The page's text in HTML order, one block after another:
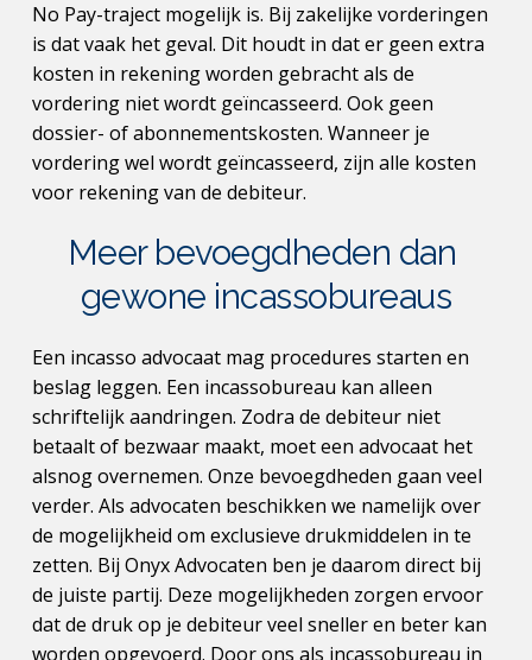
No Pay-traject mogelijk is. Bij zakelijke vorderingen
is dat vaak het geval. Dit houdt in dat er geen extra
kosten in rekening worden gebracht als de
vordering niet wordt geïncasseerd. Ook geen
dossier- of abonnementskosten. Wanneer je
vordering wel wordt geïncasseerd, zijn alle kosten
voor rekening van de debiteur.
Meer bevoegdheden dan
gewone incassobureaus
Een incasso advocaat mag procedures starten en
beslag leggen. Een incassobureau kan alleen
schriftelijk aandringen. Zodra de debiteur niet
betaalt of bezwaar maakt, moet een advocaat het
alsnog overnemen. Onze bevoegdheden gaan veel
verder. Als advocaten beschikken we namelijk over
de mogelijkheid om exclusieve drukmiddelen in te
zetten. Bij Onyx Advocaten ben je daarom direct bij
de juiste partij. Deze mogelijkheden zorgen ervoor
dat de druk op je debiteur veel sneller en beter kan
worden opgevoerd. Door ons als incassobureau in